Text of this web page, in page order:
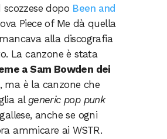
dopo Been and
Piece of Me dà quella
alla discografia
La canzone è stata
a Sam Bowden dei
, ma è la canzone che
al generic pop punk
anche se ogni
ammicare ai WSTR.